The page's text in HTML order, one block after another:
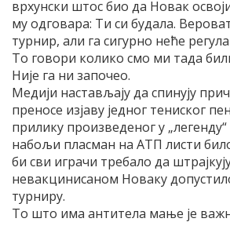
врхунски штос био да Новак
му одговара: Ти си будала.
турнир, али га сигурно неће
То говори колико смо ми тада
Није га ни започео.
Медији настављају да спинују
преносе изјаву једног тениског
прилику произведеног у „легенду“
набољи пласман на АТП листи
би сви играчи требало да
невакцинисаном Новаку
турниру.
То што има антитела мање је